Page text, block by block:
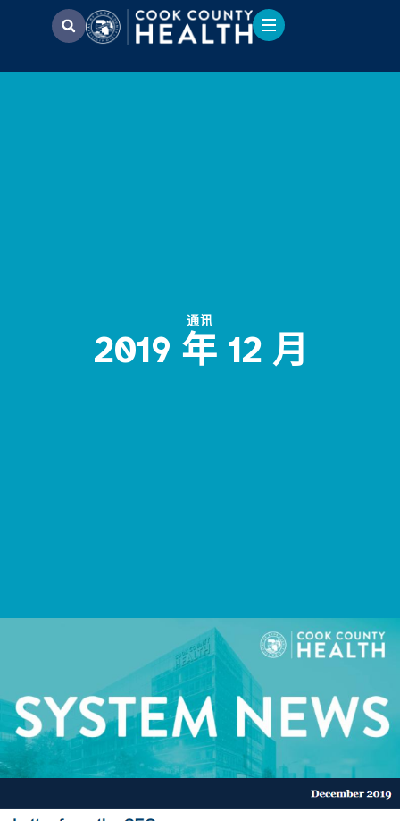
通讯
2019 年 12 月